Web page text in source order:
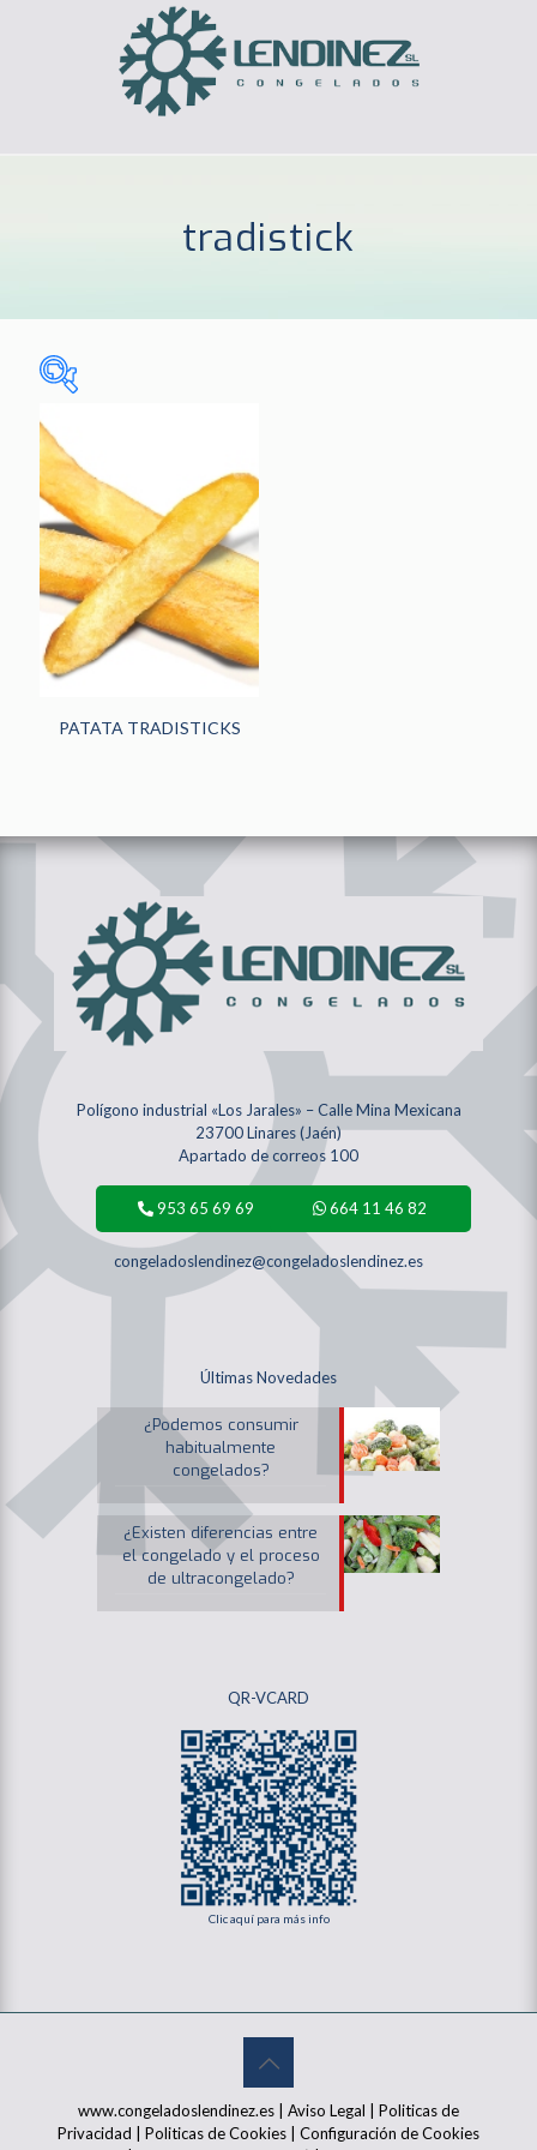
tradistick
HOGAR
(185)
HORECA(242)
PANADERÍA Y
PASTELERÍA
(48)
NOVEDADES(13)
PATATA TRADISTICKS
Polígono industrial «Los Jarales» – Calle Mina Mexicana
23700 Linares (Jaén)
Apartado de correos 100
953 65 69 69 664 11 46 82
congeladoslendinez@congeladoslendinez.es
Últimas Novedades
¿Podemos consumir
habitualmente
congelados?
¿Existen diferencias entre
el congelado y el proceso
de ultracongelado?
QR-VCARD
Clic aquí para más info
www.congeladoslendinez.es | Aviso Legal
Politicas de
Privacidad
Politicas de Cookies
Configuración de Cookies